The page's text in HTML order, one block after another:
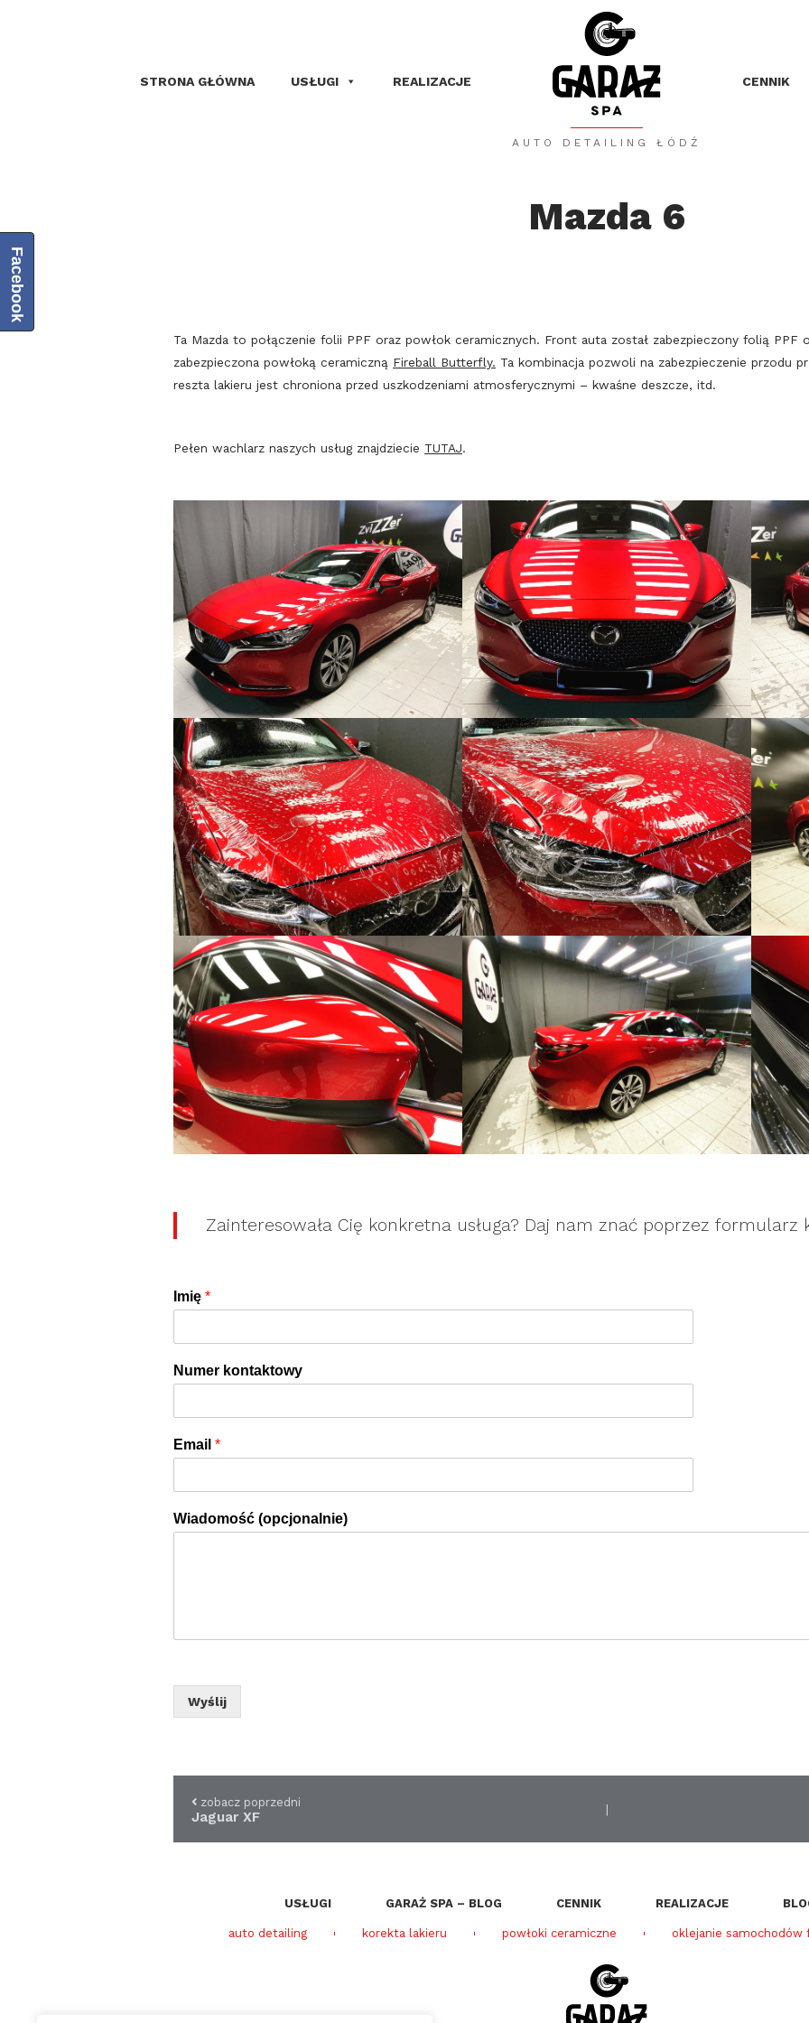
STRONA GŁÓWNA USŁUGI REALIZACJE
AUTO DETAILING ŁÓDŹ
CENNIK
Mazda 6
Ta Mazda to połączenie folii PPF oraz powłok ceramicznych. Front auta został zabezpieczony folią PPF
zabezpieczona powłoką ceramiczną Fireball Butterfly. Ta kombinacja pozwoli na zabezpieczenie przodu
reszta lakieru jest chroniona przed uszkodzeniami atmosferycznymi – kwaśne deszcze, itd.
Pełen wachlarz naszych usług znajdziecie TUTAJ.
Zainteresowała Cię konkretna usługa? Daj nam znać poprzez formularz
Imię *
Numer kontaktowy
Email *
Wiadomość (opcjonalnie)
Wyślij
zobacz poprzedni
Jaguar XF
USŁUGI GARAŻ SPA – BLOG CENNIK REALIZACJE
auto detailing korekta lakieru powłoki ceramiczne oklejanie samochodów
Facebook